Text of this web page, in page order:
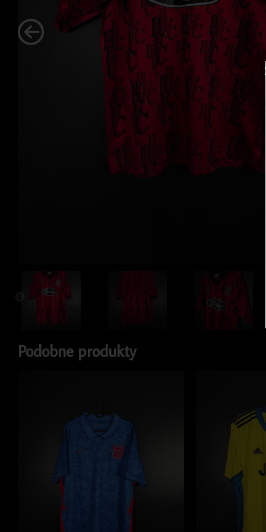
Podobne produkty